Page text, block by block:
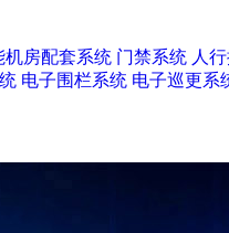
机房配套系统 门禁系统 人
电子围栏系统 电子巡更系